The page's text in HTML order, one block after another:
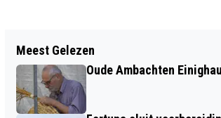
PAD STADSPARK SITTARD IS
Meest Gelezen
Oude Ambachten